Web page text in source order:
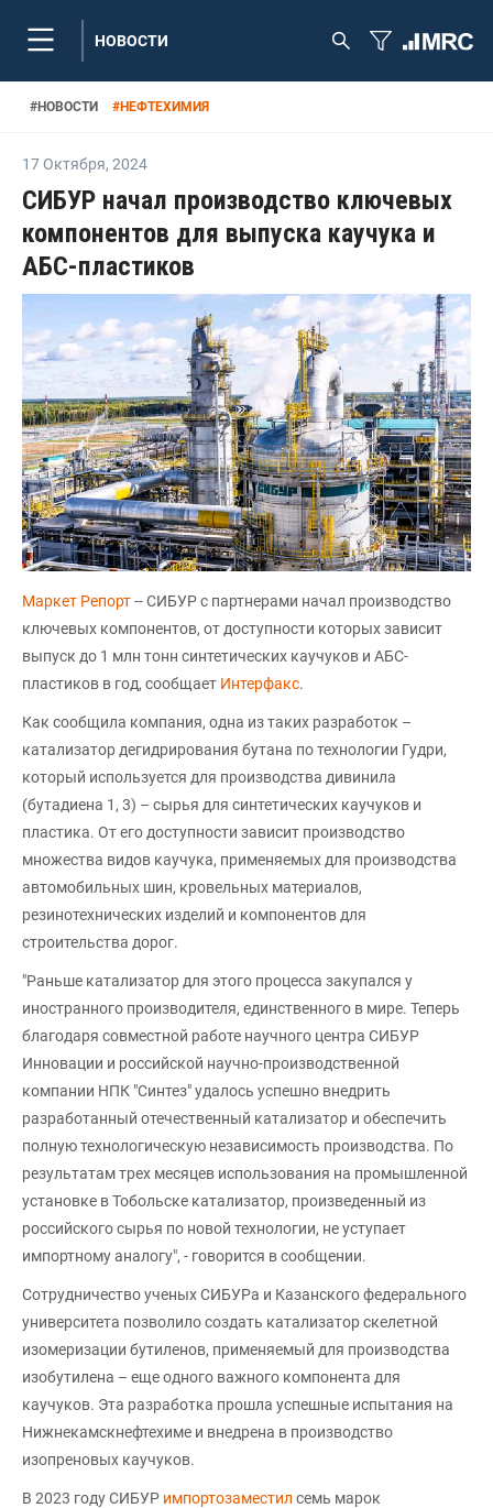
НОВОСТИ
#НОВОСТИ #НЕФТЕХИМИЯ
17 Октября, 2024
СИБУР начал производство ключевых
компонентов для выпуска каучука и
АБС-пластиков
Маркет Репорт-- СИБУР с партнерами начал производство
ключевых компонентов, от доступности которых зависит
выпуск до 1 млн тонн синтетических каучуков и АБС-
пластиков в год, сообщает Интерфакс.
Как сообщила компания, одна из таких разработок –
катализатор дегидрирования бутана по технологии Гудри,
который используется для производства дивинила
(бутадиена 1, 3) – сырья для синтетических каучуков и
пластика. От его доступности зависит производство
множества видов каучука, применяемых для производства
автомобильных шин, кровельных материалов,
резинотехнических изделий и компонентов для
строительства дорог.
"Раньше катализатор для этого процесса закупался у
иностранного производителя, единственного в мире. Теперь
благодаря совместной работе научного центра СИБУР
Инновации и российской научно-производственной
компании НПК "Синтез" удалось успешно внедрить
разработанный отечественный катализатор и обеспечить
полную технологическую независимость производства. По
результатам трех месяцев использования на промышленной
установке в Тобольске катализатор, произведенный из
российского сырья по новой технологии, не уступает
импортному аналогу", - говорится в сообщении.
Сотрудничество ученых СИБУРа и Казанского федерального
университета позволило создать катализатор скелетной
изомеризации бутиленов, применяемый для производства
изобутилена – еще одного важного компонента для
каучуков. Эта разработка прошла успешные испытания на
Нижнекамскнефтехиме и внедрена в производство
изопреновых каучуков.
В 2023 году СИБУР импортозаместил семь марок